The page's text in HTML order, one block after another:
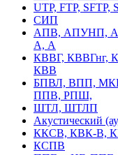
UTP, FTP, SFTP,
СИП
АПВ, АПУНП,
А, А
КВВГ, КВВГнг,
КВВ
БПВЛ, ВПП,
ППВ, РПШ,
ШТЛ, ШТЛП
Акустический
ККСВ, КВК-В,
КСПВ